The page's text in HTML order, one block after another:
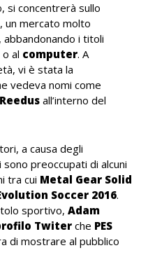
si concentrerà sullo
, un mercato molto
i titoli
o al computer. A
vi è stata la
vedeva nomi come
all’interno del
a causa degli
preoccupati di alcuni
tra cui Metal Gear Solid
Soccer 2016.
sportivo, Adam
Twiterche PES
di mostrare al pubblico